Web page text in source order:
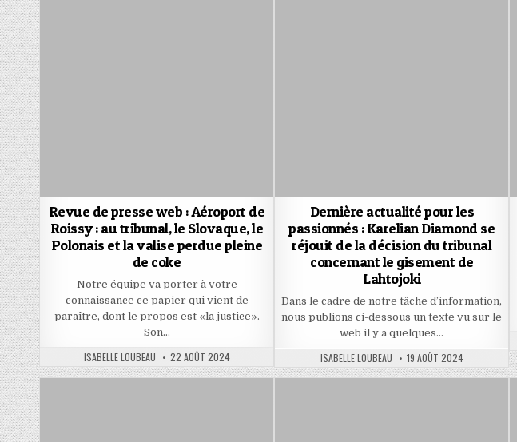
Revue de presse web : Aéroport de
Roissy : au tribunal, le Slovaque, le
Polonais et la valise perdue pleine
de coke
Notre équipe va porter à votre
connaissance ce papier qui vient de
paraître, dont le propos est «la justice».
Son…
AUTHOR:
ISABELLE LOUBEAU PUBLISHED
DATE:
22 AOÛT 2024
Dernière actualité pour les
passionnés : Karelian Diamond se
réjouit de la décision du tribunal
concernant le gisement de
Lahtojoki
Dans le cadre de notre tâche d’information,
nous publions ci-dessous un texte vu sur le
web il y a quelques…
AUTHOR:
ISABELLE LOUBEAU PUBLISHED
DATE:
19 AOÛT 2024